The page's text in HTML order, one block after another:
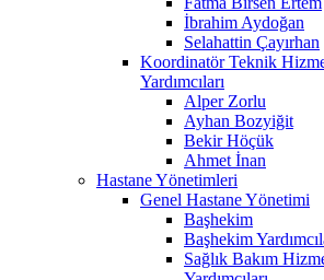
İbrahim Aydoğan
Selahattin Çayırhan
Koordinatör Teknik
Yardımcıları
Alper Zorlu
Ayhan Bozyiğit
Bekir Höçük
Ahmet İnan
Hastane Yönetimleri
Genel Hastane Yönetimi
Başhekim
Başhekim
Sağlık Bakım